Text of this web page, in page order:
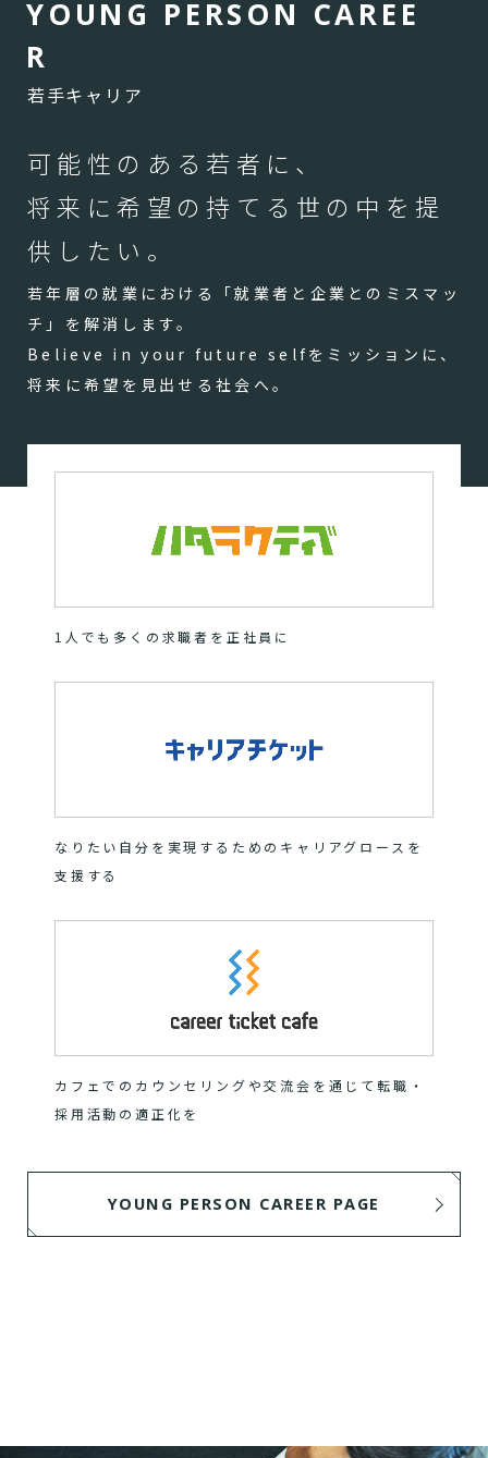
YOUN G PERSON CAREE
R
若手キャリア
可能性のある若者に、
将来に希望の持てる世の中を提
供したい。
若年層の就業における「就業者と企業とのミスマッ
チ」を解消します。
Believe in your future selfをミッションに、
将来に希望を見出せる社会へ。
1人でも多くの求職者を正社員に
なりたい自分を実現するためのキャリアグロースを
支援する
カフェでのカウンセリングや交流会を通じて転職・
採用活動の適正化を
YOUNG PERSON CAREER PAGE